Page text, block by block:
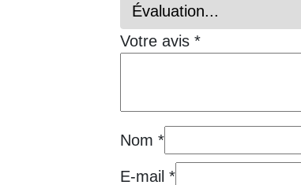
Votre avis *
Nom *
E-mail *